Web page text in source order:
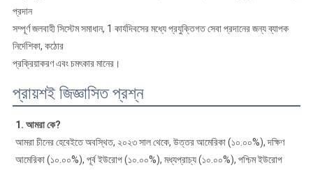
প্রদান
সম্পূর্ণ জলবাহী সিস্টেম সমাধান, 1 কার্যদিবসের মধ্যে প্রযুক্তিগত সেবা প্রদানের জন্য ব্যাপক
নির্দেশিকা, কঠোর
প্রক্রিয়াকরণ এবং চমৎকার মানের।
প্রায়শই জিজ্ঞাসিত প্রশ্ন
1. আমরা কে?
আমরা চীনের হেবেইতে অবস্থিত, ২০২৩ সাল থেকে, উত্তর আমেরিকা (১০.০০%), দক্ষিণ
আমেরিকা (১০.০০%), পূর্ব ইউরোপ (১০.০০%), মধ্যপ্রাচ্য (১০.০০%), পশ্চিম ইউরোপ